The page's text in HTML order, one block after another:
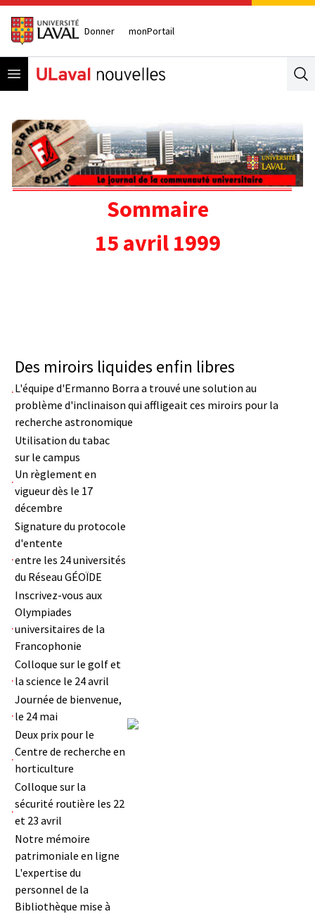
Donner monPortail
Open menu
Sommaire
15 avril 1999
Des miroirs liquides enfin libres
L'équipe d'Ermanno Borra a trouvé une solution au
problème d'inclinaison qui affligeait ces miroirs pour la
recherche astronomique
Utilisation du tabac
sur le campus
Un règlement en
vigueur dès le 17
décembre
Signature du protocole
d'entente
entre les 24 universités
du Réseau GÉOÏDE
Inscrivez-vous aux
Olympiades
universitaires de la
Francophonie
Colloque sur le golf et
la science le 24 avril
Journée de bienvenue,
le 24 mai
Deux prix pour le
Centre de recherche en
horticulture
Colloque sur la
sécurité routière les 22
et 23 avril
Notre mémoire
patrimoniale en ligne
L'expertise du
personnel de la
Bibliothèque mise à